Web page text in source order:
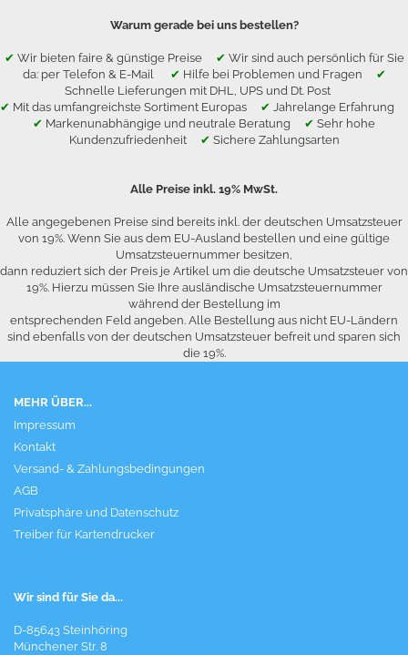
Warum gerade bei uns bestellen?
✔ Wir bieten faire & günstige Preise ✔ Wir sind auch persönlich für Sie
da: per Telefon & E-Mail ✔ Hilfe bei Problemen und Fragen ✔
Schnelle Lieferungen mit DHL, UPS und Dt. Post
✔ Mit das umfangreichste Sortiment Europas ✔ Jahrelange Erfahrung
✔ Markenunabhängige und neutrale Beratung ✔ Sehr hohe
Kundenzufriedenheit ✔ Sichere Zahlungsarten
Alle Preise inkl. 19% MwSt.
Alle angegebenen Preise sind bereits inkl. der deutschen Umsatzsteuer
von 19%. Wenn Sie aus dem EU-Ausland bestellen und eine gültige
Umsatzsteuernummer besitzen,
dann reduziert sich der Preis je Artikel um die deutsche Umsatzsteuer von
19%. Hierzu müssen Sie Ihre ausländische Umsatzsteuernummer
während der Bestellung im
entsprechenden Feld angeben. Alle Bestellung aus nicht EU-Ländern
sind ebenfalls von der deutschen Umsatzsteuer befreit und sparen sich
die 19%.
MEHR ÜBER...
Impressum
Kontakt
Versand- & Zahlungsbedingungen
AGB
Privatsphäre und Datenschutz
Treiber für Kartendrucker
Wir sind für Sie da...
D-85643 Steinhöring
Münchener Str. 8